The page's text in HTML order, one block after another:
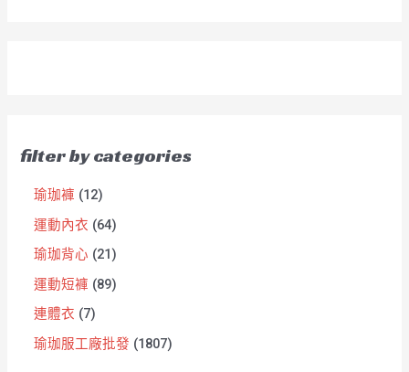
filter by categories
瑜珈褲
12
運動內衣
64
瑜珈背心
21
運動短褲
89
連體衣
7
瑜珈服工廠批發
1807